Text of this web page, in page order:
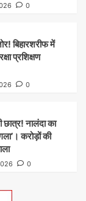
0
बिहारशरीफ में
प्रशिक्षण
0
नालंदा का
करोड़ों की
0